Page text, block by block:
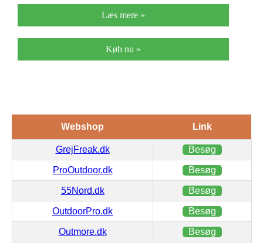
Læs mere »
Køb nu »
Webshop Link
GrejFreak.dk Besøg
ProOutdoor.dk Besøg
55Nord.dk Besøg
OutdoorPro.dk Besøg
Outmore.dk Besøg